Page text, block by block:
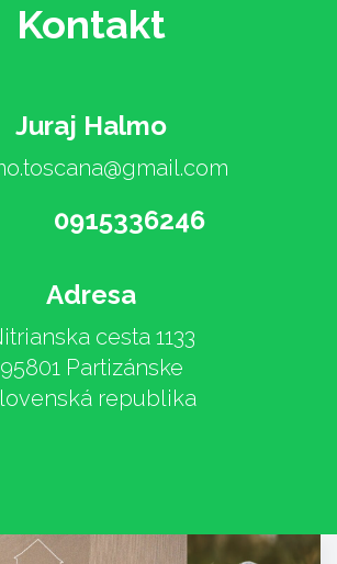
Kontakt
Juraj Halmo
0915336246
Adresa
cesta 1133
95801 Partizánske
republika